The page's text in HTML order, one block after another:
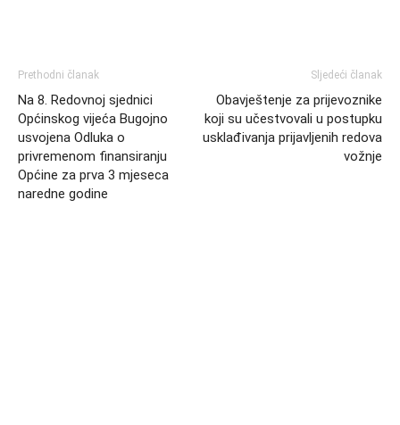
Prethodni članak
Na 8. Redovnoj sjednici
Općinskog vijeća Bugojno
usvojena Odluka o
privremenom finansiranju
Općine za prva 3 mjeseca
naredne godine
Sljedeći članak
Obavještenje za prijevoznike
koji su učestvovali u postupku
usklađivanja prijavljenih redova
vožnje